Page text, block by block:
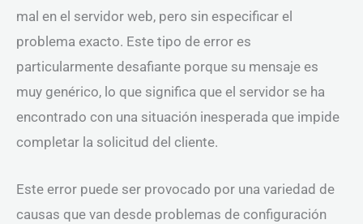
mal en el servidor web, pero sin especificar el
problema exacto. Este tipo de error es
particularmente desafiante porque su mensaje es
muy genérico, lo que significa que el servidor se ha
encontrado con una situación inesperada que impide
completar la solicitud del cliente.
Este error puede ser provocado por una variedad de
causas que van desde problemas de configuración